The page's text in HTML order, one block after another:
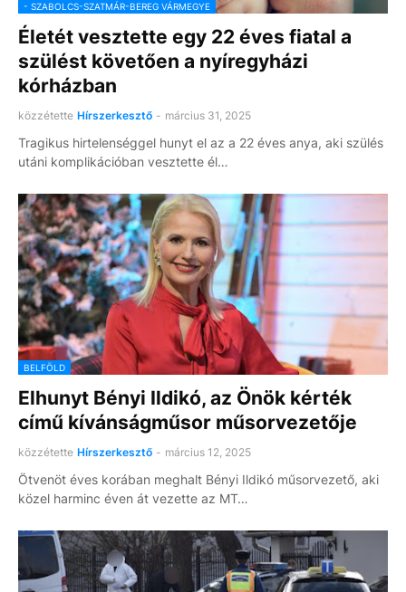
- SZABOLCS-SZATMÁR-BEREG VÁRMEGYE
Életét vesztette egy 22 éves fiatal a
szülést követően a nyíregyházi
kórházban
közzétette Hírszerkesztő - március 31, 2025
Tragikus hirtelenséggel hunyt el az a 22 éves anya, aki szülés
utáni komplikációban vesztette él…
BELFÖLD
Elhunyt Bényi Ildikó, az Önök kérték
című kívánságműsor műsorvezetője
közzétette Hírszerkesztő - március 12, 2025
Ötvenöt éves korában meghalt Bényi Ildikó műsorvezető, aki
közel harminc éven át vezette az MT…